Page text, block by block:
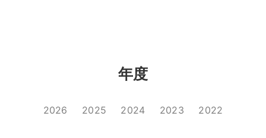
年度
2026 2025 2024 2023 2022